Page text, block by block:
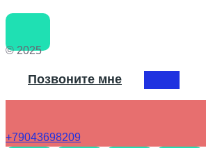
© 2025
Позвоните мне
+79043698209